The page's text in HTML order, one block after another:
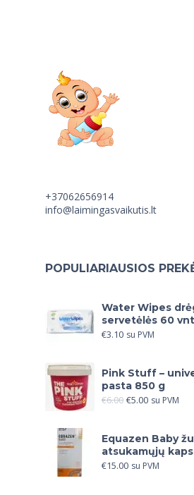
+37062656914
info@laimingasvaikutis.lt
POPULIARIAUSIOS
Water Wipes
servetėlės 60
€3.10 su PVM
Pink Stuff –
pasta 850 g
€6.00 €5.00 su PVM
Equazen Baby
atsukamųjų
€15.00 su PVM